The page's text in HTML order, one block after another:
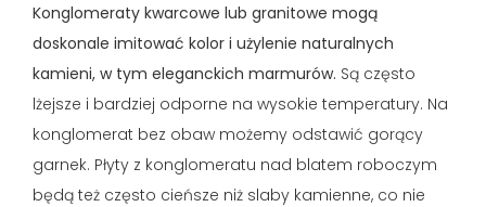
Konglomeraty kwarcowe lub granitowe mogą
doskonale imitować kolor i użylenie naturalnych
kamieni, w tym eleganckich marmurów. Są często
lżejsze i bardziej odporne na wysokie temperatury. Na
konglomerat bez obaw możemy odstawić gorący
garnek. Płyty z konglomeratu nad blatem roboczym
będą też często cieńsze niż slaby kamienne, co nie